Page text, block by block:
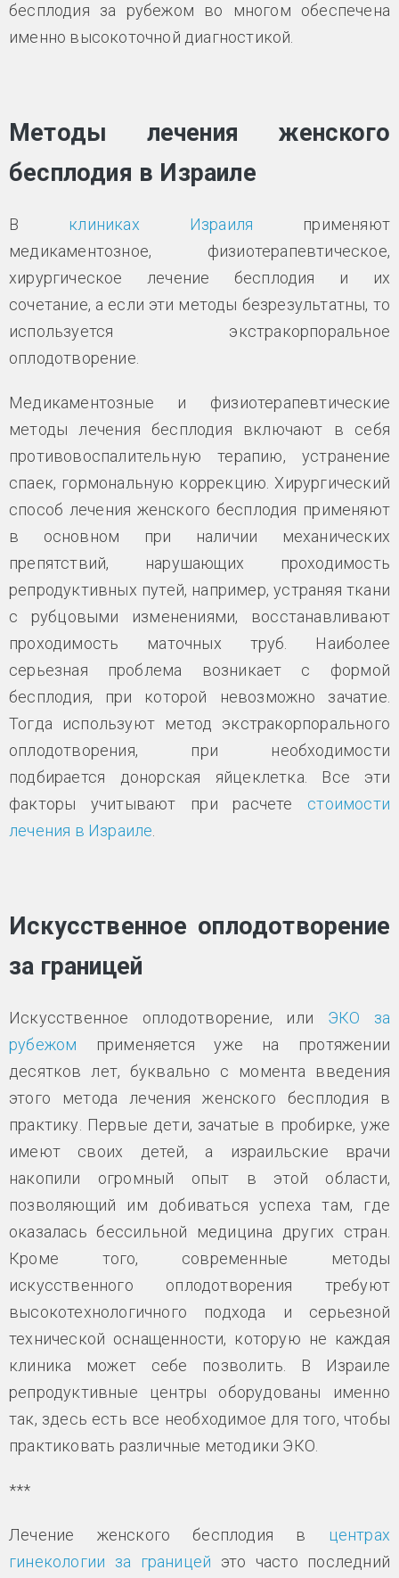
бесплодия за рубежом во многом обеспечена
именно высокоточной диагностикой.
Методы лечения женского
бесплодия в Израиле
В клиниках Израиля применяют
медикаментозное, физиотерапевтическое,
хирургическое лечение бесплодия и их
сочетание, а если эти методы безрезультатны, то
используется экстракорпоральное
оплодотворение.
Медикаментозные и физиотерапевтические
методы лечения бесплодия включают в себя
противовоспалительную терапию, устранение
спаек, гормональную коррекцию. Хирургический
способ лечения женского бесплодия применяют
в основном при наличии механических
препятствий, нарушающих проходимость
репродуктивных путей, например, устраняя ткани
с рубцовыми изменениями, восстанавливают
проходимость маточных труб. Наиболее
серьезная проблема возникает с формой
бесплодия, при которой невозможно зачатие.
Тогда используют метод экстракорпорального
оплодотворения, при необходимости
подбирается донорская яйцеклетка. Все эти
факторы учитывают при расчете стоимости
лечения в Израиле
Искусственное оплодотворение
за границей
Искусственное оплодотворение, или ЭКО за
рубежом применяется уже на протяжении
десятков лет, буквально с момента введения
этого метода лечения женского бесплодия в
практику. Первые дети, зачатые в пробирке, уже
имеют своих детей, а израильские врачи
накопили огромный опыт в этой области,
позволяющий им добиваться успеха там, где
оказалась бессильной медицина других стран.
Кроме того, современные методы
искусственного оплодотворения требуют
высокотехнологичного подхода и серьезной
технической оснащенности, которую не каждая
клиника может себе позволить. В Израиле
репродуктивные центры оборудованы именно
так, здесь есть все необходимое для того, чтобы
практиковать различные методики ЭКО.
***
Лечение женского бесплодия в центрах
гинекологии за границей это часто последний